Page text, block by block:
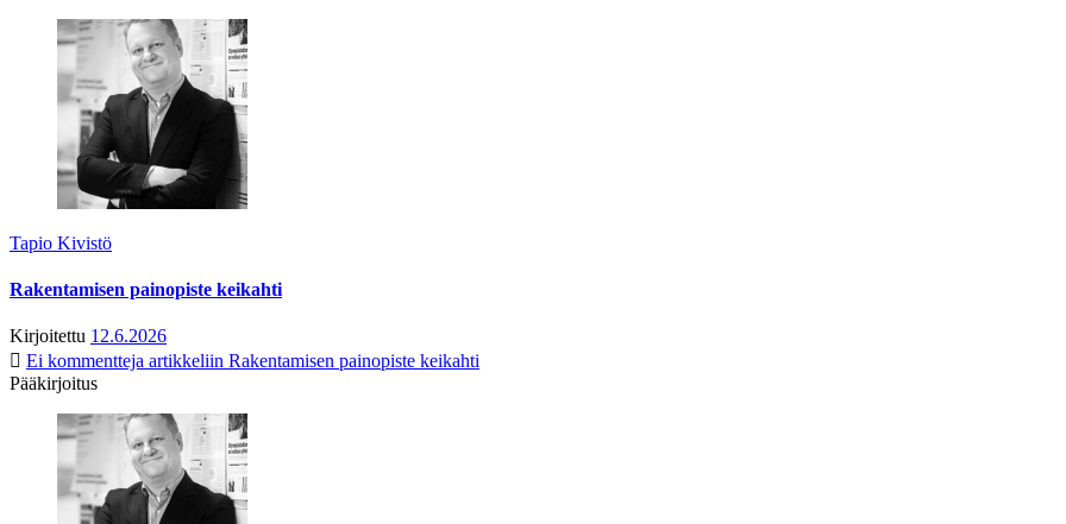
Tapio Kivistö
Rakentamisen painopiste keikahti
Kirjoitettu 12.6.2026
Ei kommentteja artikkeliin Rakentamisen painopiste keikahti
Pääkirjoitus